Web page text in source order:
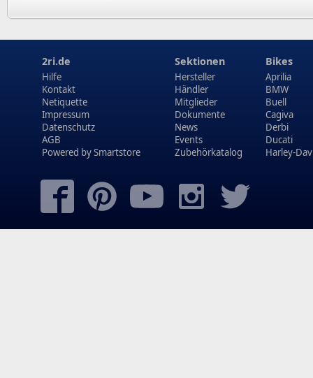
2ri.de
Hilfe
Kontakt
Netiquette
Impressum
Datenschutz
AGB
Powered bySmartstore
Sektionen
Hersteller
Händler
Mitglieder
Dokumente
News
Events
Zubehörkatalog
Bikes
Aprilia
BMW
Buell
Cagiva
Derbi
Ducati
Harley-